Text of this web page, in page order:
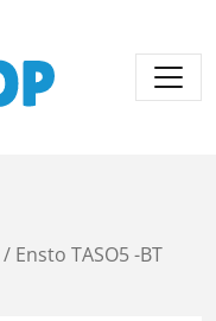
/ Ensto TASO5 -BT